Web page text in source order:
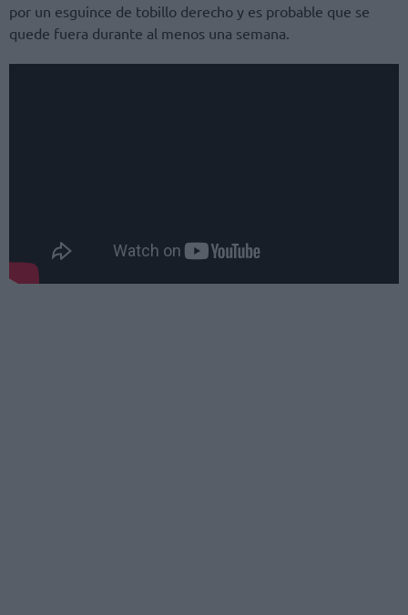
por un esguince de tobillo derecho y es probable que se
quede fuera durante al menos una semana.